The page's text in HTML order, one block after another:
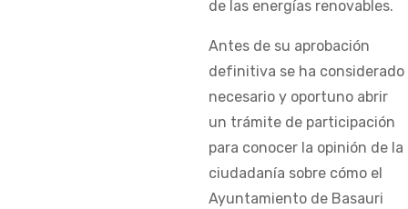
de las energías renovables.
Antes de su aprobación
definitiva se ha considerado
necesario y oportuno abrir
un trámite de participación
para conocer la opinión de la
ciudadanía sobre cómo el
Ayuntamiento de Basauri